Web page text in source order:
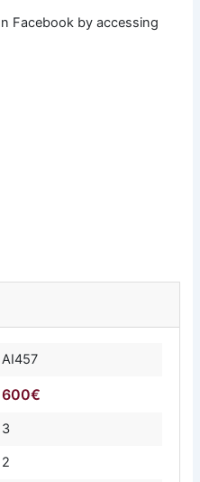
Facebook by accessing
AI457
600€
3
2